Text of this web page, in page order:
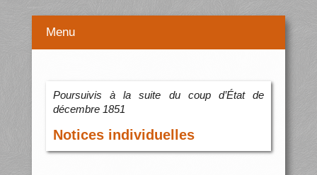
Menu
Poursuivis à la suite du coup d’État de
décembre 1851
Notices individuelles